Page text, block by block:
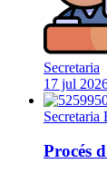
Secretaria
17 jul
Secretaria
Procés